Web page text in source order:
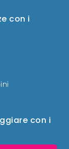
con i
con i